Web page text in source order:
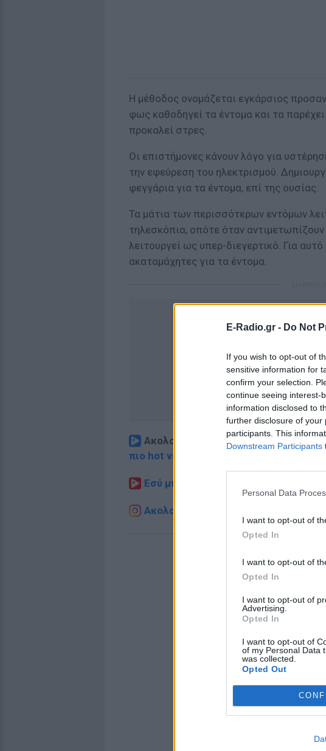
E-Radio.gr - Do Not
If you wish to opt-out of
sensitive information for
confirm your selection.
continue seeing interest-
information disclosed to
further disclosure of your
participants. This
Downstream Participants
Personal Data
I want to opt-out of
Opted In
I want to opt-out of
Opted In
I want to opt-out of
Advertising.
Opted In
I want to opt-out of
of my Personal Data
was collected.
Opted Out
Η μέθοδος ονομάζεται εγκάρσιος
φως καθοδηγεί τα έντομα και τα
προκαλεί στρες.
Οι επιστήμονες κάνουν λόγο για
την εφεύρεση του ηλεκτρισμού.
φεγγάρια για τα έντομα, επί της ουσίας.
Τα μάτια των περισσότερων εντόμων
τηλεσκόπια, οπότε όταν
λειτουργεί ως υπερ-διεγερτικό. Για
ακαταμάχητες για τα έντομα.
Ακολουθήστε το E-Radio.gr στο
πιο hot νέα
Εσύ μπήκες στο E-Daily.gr; Τα νέα
Ακολουθήστε το E-Radio.gr και στο